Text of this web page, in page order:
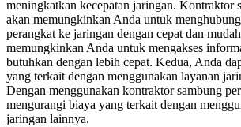
meningkatkan kecepatan jaringan. Kontraktor
akan memungkinkan Anda untuk
perangkat ke jaringan dengan cepat dan
memungkinkan Anda untuk mengakses
butuhkan dengan lebih cepat. Kedua, Anda
yang terkait dengan menggunakan layanan
Dengan menggunakan kontraktor sambung
mengurangi biaya yang terkait dengan
jaringan lainnya.